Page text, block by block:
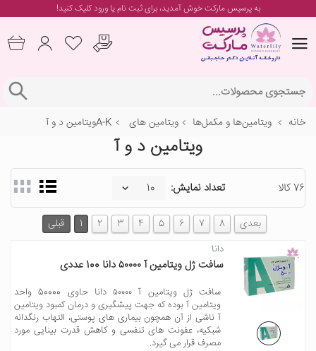
به پرسیس مارکت خوش آمدید، برایثبت نام یا ورودکلیک کنید!
خانه ویتامین‌ها و مکمل‌ها ویتامین های A-K ویتامین د و آ
ویتامین د و آ
76 کالا تعداد نمایش:
قبلی 1 2 3 4 5 6 7 8 بعدی
دانا
سافت ژل ویتامین آ ۵۰۰۰۰ دانا 100 عددی
سافت ژل ویتامین آ ۵۰۰۰۰ دانا حاوی 50000 واحد
ویتامین آ بوده که جهت پیشگیری و درمان کمبود ویتامین
آ ناشی از آن همچون بیماری های پوستی، التهاب رنگدانه
شبکیه، عفونت های تنفسی و کاهش قدرت بینایی مورد
مصرف قرار می گیرد.